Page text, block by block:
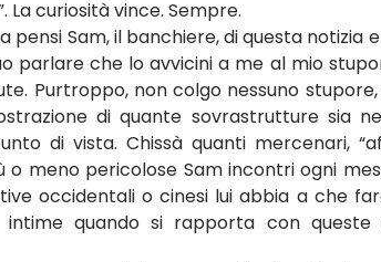
La curiosità vince. Sempre.
Sam, il banchiere, di questa notizia
parlare che lo avvicini a me al mio
Purtroppo, non colgo nessuno stupore,
di quante sovrastrutture sia
di vista. Chissà quanti mercenari,
meno pericolose Sam incontri ogni
occidentali o cinesi lui abbia a che
quando si rapporta con queste